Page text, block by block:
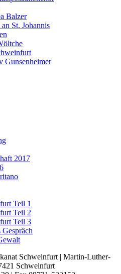
Balzer
St. Johannis
Gunsenheimer
2017
Teil 1
Teil 2
Teil 3
Schweinfurt | Martin-Luther-
Schweinfurt